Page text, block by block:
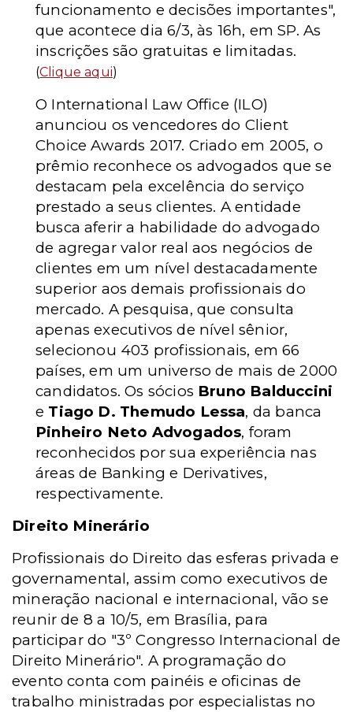
funcionamento e decisões importantes",
que acontece dia 6/3, às 16h, em SP. As
inscrições são gratuitas e limitadas.
(Clique aqui)
O International Law Office (ILO)
anunciou os vencedores do Client
Choice Awards 2017. Criado em 2005, o
prêmio reconhece os advogados que se
destacam pela excelência do serviço
prestado a seus clientes. A entidade
busca aferir a habilidade do advogado
de agregar valor real aos negócios de
clientes em um nível destacadamente
superior aos demais profissionais do
mercado. A pesquisa, que consulta
apenas executivos de nível sênior,
selecionou 403 profissionais, em 66
países, em um universo de mais de 2000
candidatos. Os sócios Bruno Balduccini
e Tiago D. Themudo Lessa, da banca
Pinheiro Neto Advogados, foram
reconhecidos por sua experiência nas
áreas de Banking e Derivatives,
respectivamente.
Direito Minerário
Profissionais do Direito das esferas privada e
governamental, assim como executivos de
mineração nacional e internacional, vão se
reunir de 8 a 10/5, em Brasília, para
participar do "3º Congresso Internacional de
Direito Minerário". A programação do
evento conta com painéis e oficinas de
trabalho ministradas por especialistas no